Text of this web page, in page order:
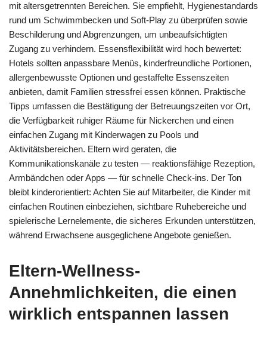
mit altersgetrennten Bereichen. Sie empfiehlt, Hygienestandards
rund um Schwimmbecken und Soft‑Play zu überprüfen sowie
Beschilderung und Abgrenzungen, um unbeaufsichtigten
Zugang zu verhindern. Essensflexibilität wird hoch bewertet:
Hotels sollten anpassbare Menüs, kinderfreundliche Portionen,
allergenbewusste Optionen und gestaffelte Essenszeiten
anbieten, damit Familien stressfrei essen können. Praktische
Tipps umfassen die Bestätigung der Betreuungszeiten vor Ort,
die Verfügbarkeit ruhiger Räume für Nickerchen und einen
einfachen Zugang mit Kinderwagen zu Pools und
Aktivitätsbereichen. Eltern wird geraten, die
Kommunikationskanäle zu testen — reaktionsfähige Rezeption,
Armbändchen oder Apps — für schnelle Check‑ins. Der Ton
bleibt kinderorientiert: Achten Sie auf Mitarbeiter, die Kinder mit
einfachen Routinen einbeziehen, sichtbare Ruhebereiche und
spielerische Lernelemente, die sicheres Erkunden unterstützen,
während Erwachsene ausgeglichene Angebote genießen.
Eltern-Wellness-
Annehmlichkeiten, die einen
wirklich entspannen lassen